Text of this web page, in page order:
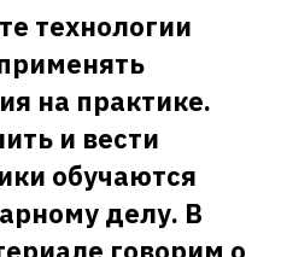
технологии
на практике.
и вести
обучаются
делу. В